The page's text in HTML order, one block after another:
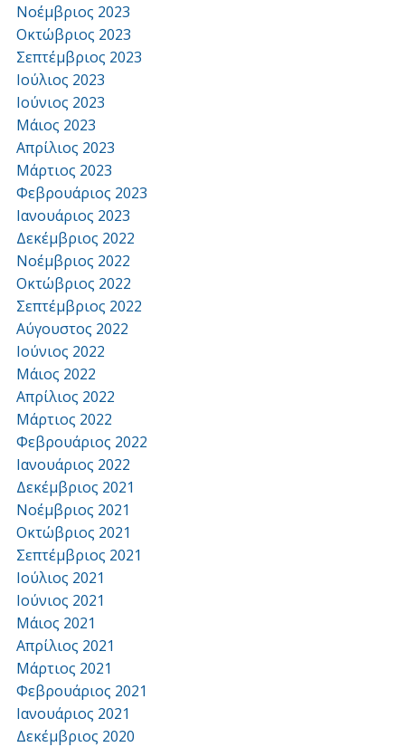
Νοέμβριος 2023
Οκτώβριος 2023
Σεπτέμβριος 2023
Ιούλιος 2023
Ιούνιος 2023
Μάιος 2023
Απρίλιος 2023
Μάρτιος 2023
Φεβρουάριος 2023
Ιανουάριος 2023
Δεκέμβριος 2022
Νοέμβριος 2022
Οκτώβριος 2022
Σεπτέμβριος 2022
Αύγουστος 2022
Ιούνιος 2022
Μάιος 2022
Απρίλιος 2022
Μάρτιος 2022
Φεβρουάριος 2022
Ιανουάριος 2022
Δεκέμβριος 2021
Νοέμβριος 2021
Οκτώβριος 2021
Σεπτέμβριος 2021
Ιούλιος 2021
Ιούνιος 2021
Μάιος 2021
Απρίλιος 2021
Μάρτιος 2021
Φεβρουάριος 2021
Ιανουάριος 2021
Δεκέμβριος 2020